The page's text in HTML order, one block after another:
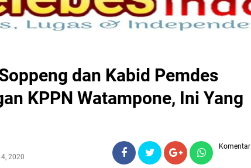
dan Kabid Pemdes
KPPN Watampone, Ini Yang
2020
Komentar